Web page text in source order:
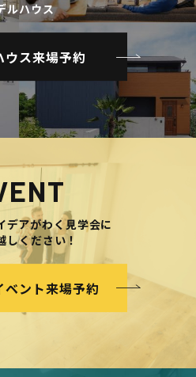
ルハウス
ウス来場予約
デアがわく見学会に
しください！
ベント来場予約